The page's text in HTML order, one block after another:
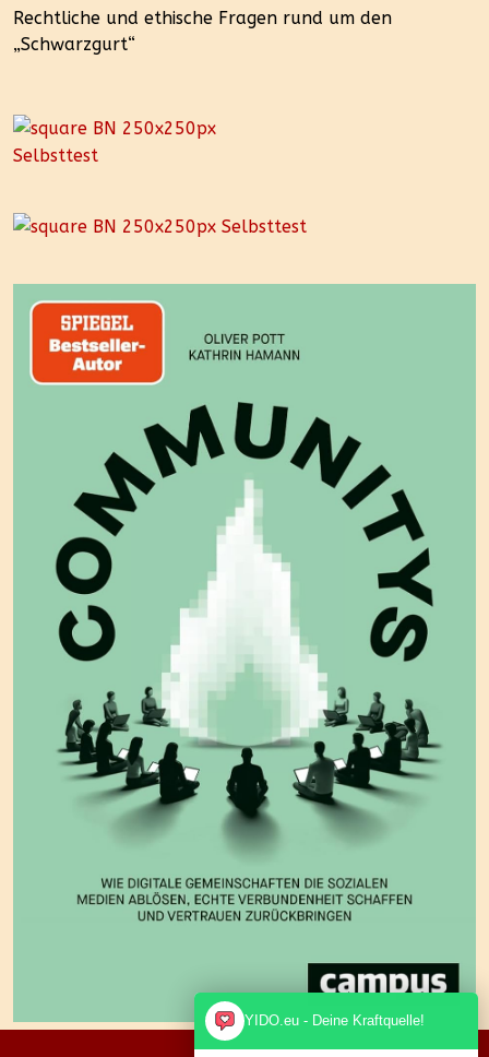
Rechtliche und ethische Fragen rund um den
„Schwarzgurt“
YIDO.eu - Deine Kraftquelle!